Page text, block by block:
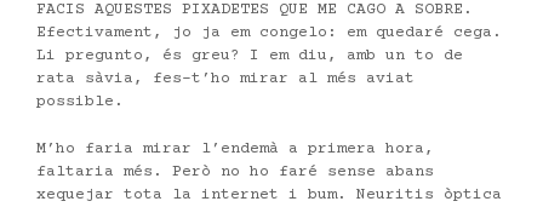
FACIS AQUESTES PIXADETES QUE ME CAGO A SOBRE.
Efectivament, jo ja em congelo: em quedaré cega.
Li pregunto, és greu? I em diu, amb un to de
rata sàvia, fes-t’ho mirar al més aviat
possible.
M’ho faria mirar l’endemà a primera hora,
faltaria més. Però no ho faré sense abans
xequejar tota la internet i bum. Neuritis òptica